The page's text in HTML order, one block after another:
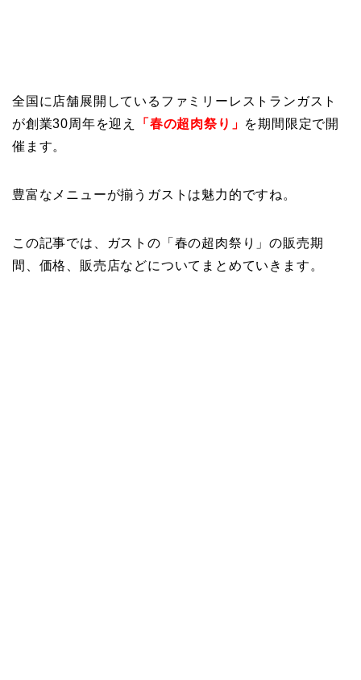
全国に店舗展開しているファミリーレストランガスト
が創業30周年を迎え
「春の超肉祭り」 を期間限定で開
催ます。
豊富なメニューが揃うガストは魅力的ですね。
この記事では、ガストの「春の超肉祭り」の販売期
間、価格、販売店などについてまとめていきます。